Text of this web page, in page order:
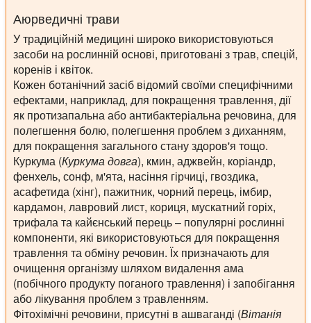
Аюрведичні трави
У традиційній медицині широко використовуються
засоби на рослинній основі, приготовані з трав, спецій,
коренів і квіток.
Кожен ботанічний засіб відомий своїми специфічними
ефектами, наприклад, для покращення травлення, дії
як протизапальна або антибактеріальна речовина, для
полегшення болю, полегшення проблем з диханням,
для покращення загального стану здоров'я тощо.
Куркума (Куркума довга), кмин, аджвейн, коріандр,
фенхель, сонф, м'ята, насіння гірчиці, гвоздика,
асафетида (хінг), пажитник, чорний перець, імбир,
кардамон, лавровий лист, кориця, мускатний горіх,
трифала та кайєнський перець – популярні рослинні
компоненти, які використовуються для покращення
травлення та обміну речовин. Їх призначають для
очищення організму шляхом видалення ама
(побічного продукту поганого травлення) і запобігання
або лікування проблем з травленням.
Фітохімічні речовини, присутні в ашваганді (Вітанія